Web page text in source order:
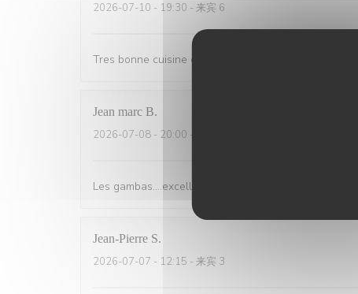
2026-07-10 - 19:30 - 来宾 6
Tres bonne cuisine et accueil exellent.
Jean marc B
2026-07-08 - 20:00 - 来宾 3
Les gambas….excellent 5 étoiles et copieux top
Jean-Pierre S
2026-07-07 - 12:15 - 来宾 3